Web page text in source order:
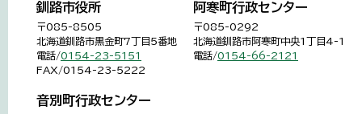
釧路市役所
〒085-8505
北海道釧路市黒金町7丁目5番地
電話/0154-23-5151
FAX/0154-23-5222
阿寒町行政センター
〒085-0292
北海道釧路市阿寒町中央1丁目4-1
電話/0154-66-2121
音別町行政センター